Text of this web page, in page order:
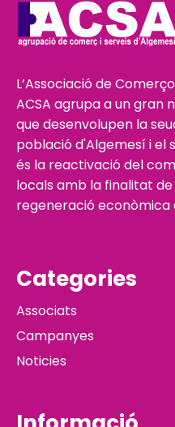
L’Associació de
ACSA agrupa a un gran
que desenvolupen la
població d'Algemesí i el
és la reactivació del
locals amb la finalitat
regeneració econòmica
Categories
Associats
Campanyes
Noticies